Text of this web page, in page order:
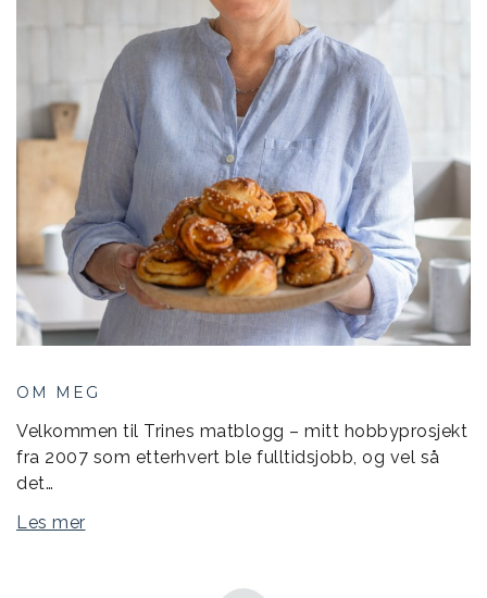
OM MEG
Velkommen til Trines matblogg – mitt hobbyprosjekt
fra 2007 som etterhvert ble fulltidsjobb, og vel så
det…
Les mer